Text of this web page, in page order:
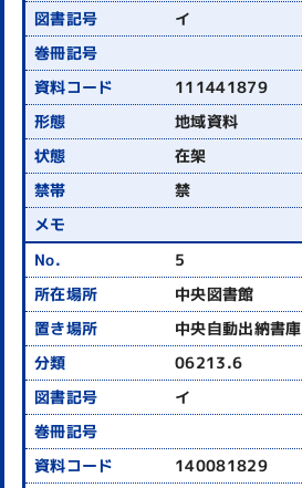
イ
111441879
地域資料
在架
禁
5
中央図書館
中央自動出納書庫
06213.6
イ
140081829